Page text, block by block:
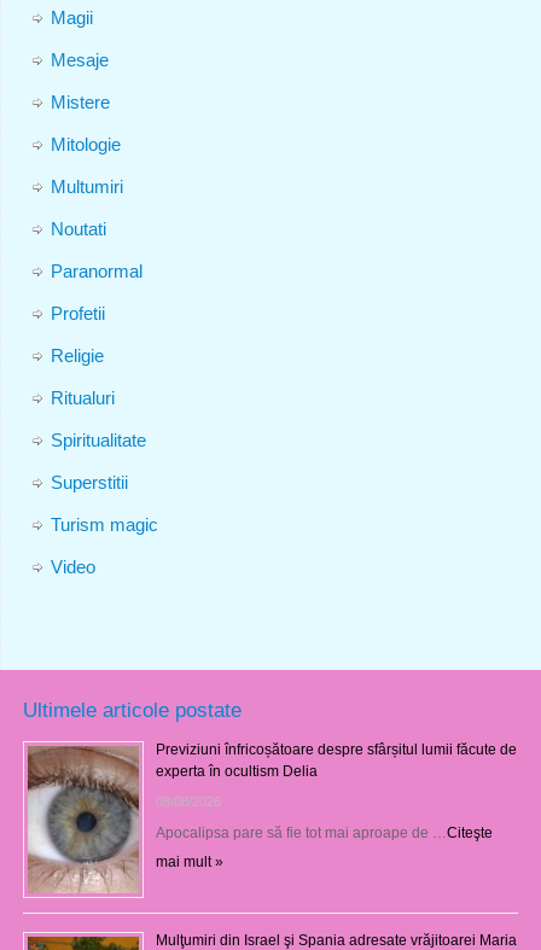
Magii
Mesaje
Mistere
Mitologie
Multumiri
Noutati
Paranormal
Profetii
Religie
Ritualuri
Spiritualitate
Superstitii
Turism magic
Video
Ultimele articole postate
Previziuni înfricoșătoare despre sfârșitul lumii făcute de
experta în ocultism Delia
08/08/2026
Apocalipsa pare să fie tot mai aproape de … Citeşte
mai mult »
Mulţumiri din Israel şi Spania adresate vrăjitoarei Maria